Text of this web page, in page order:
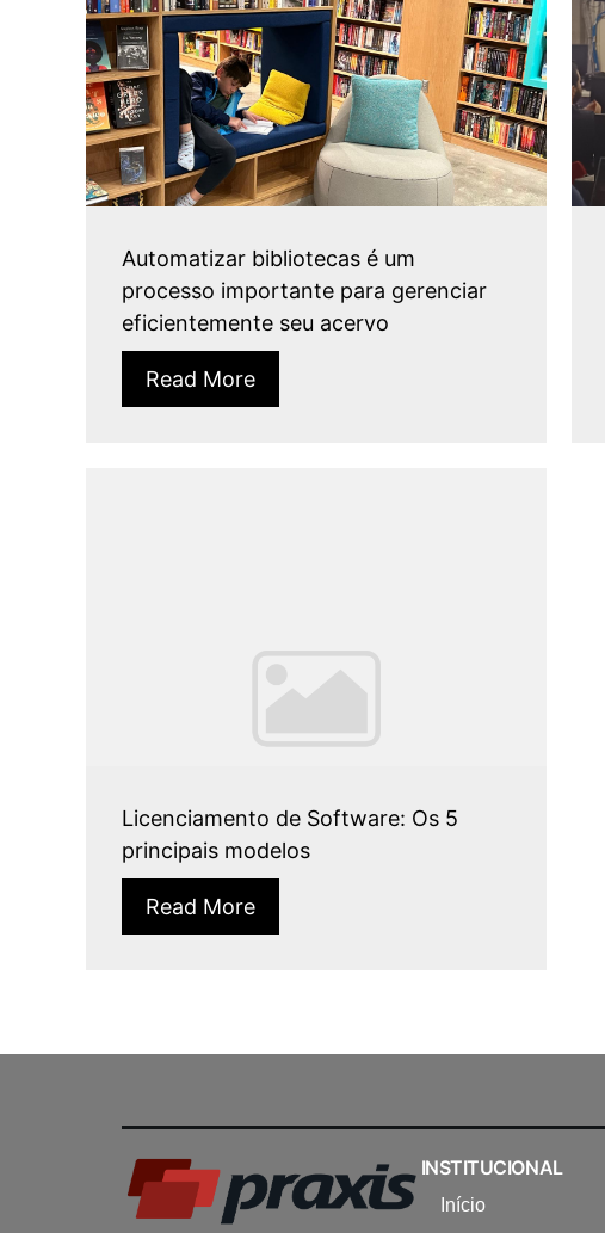
Automatizar bibliotecas é um
processo importante para gerenciar
eficientemente seu acervo
Read More
Licenciamento de Software: Os 5
principais modelos
Read More
INSTITUCIONAL
Início